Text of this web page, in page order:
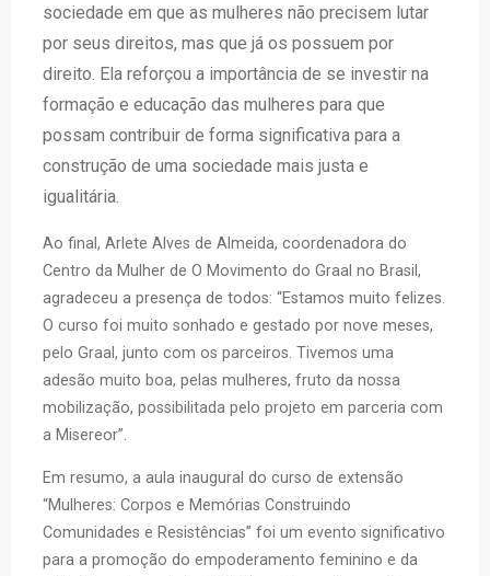
sociedade em que as mulheres não precisem lutar
por seus direitos, mas que já os possuem por
direito. Ela reforçou a importância de se investir na
formação e educação das mulheres para que
possam contribuir de forma significativa para a
construção de uma sociedade mais justa e
igualitária.
Ao final, Arlete Alves de Almeida, coordenadora do
Centro da Mulher de O Movimento do Graal no Brasil,
agradeceu a presença de todos: “Estamos muito felizes.
O curso foi muito sonhado e gestado por nove meses,
pelo Graal, junto com os parceiros. Tivemos uma
adesão muito boa, pelas mulheres, fruto da nossa
mobilização, possibilitada pelo projeto em parceria com
a Misereor”.
Em resumo, a aula inaugural do curso de extensão
“Mulheres: Corpos e Memórias Construindo
Comunidades e Resistências” foi um evento significativo
para a promoção do empoderamento feminino e da